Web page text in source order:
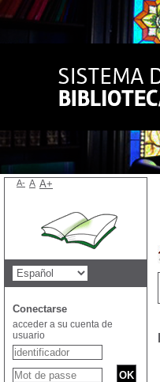
A- A A+
Conectarse
acceder a su cuenta de
usuario